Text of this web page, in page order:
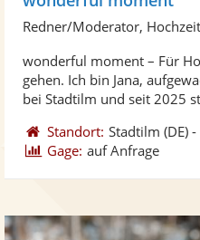
Redner/Moderator,
wonderful moment – Für
gehen. Ich bin Jana,
bei Stadtilm und seit 2025
Standort: Stadtilm (DE) -
Gage: auf Anfrage